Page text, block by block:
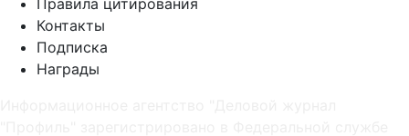
Контакты
Подписка
Награды